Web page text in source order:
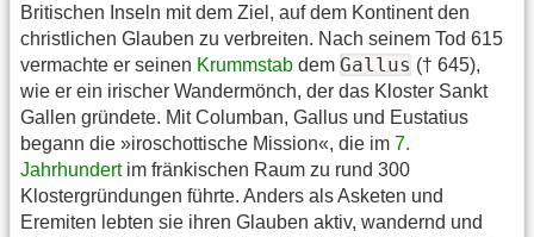
Britischen Inseln mit dem Ziel, auf dem Kontinent den
christlichen Glauben zu verbreiten. Nach seinem Tod 615
vermachte er seinen Krummstab dem Gallus († 645),
wie er ein irischer Wandermönch, der das Kloster Sankt
Gallen gründete. Mit Columban, Gallus und Eustatius
begann die »iroschottische Mission«, die im 7.
Jahrhundertim fränkischen Raum zu rund 300
Klostergründungen führte. Anders als Asketen und
Eremiten lebten sie ihren Glauben aktiv, wandernd und